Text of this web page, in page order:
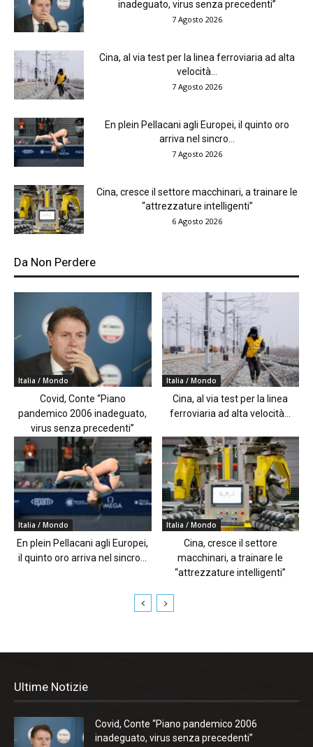
inadeguato, virus senza precedenti”
7 Agosto 2026
Cina, al via test per la linea ferroviaria ad alta
velocità...
7 Agosto 2026
En plein Pellacani agli Europei, il quinto oro
arriva nel sincro...
7 Agosto 2026
Cina, cresce il settore macchinari, a trainare le
“attrezzature intelligenti”
6 Agosto 2026
Da Non Perdere
Italia / Mondo
Covid, Conte “Piano
pandemico 2006 inadeguato,
virus senza precedenti”
Italia / Mondo
Cina, al via test per la linea
ferroviaria ad alta velocità...
Italia / Mondo
En plein Pellacani agli Europei,
il quinto oro arriva nel sincro...
Italia / Mondo
Cina, cresce il settore
macchinari, a trainare le
“attrezzature intelligenti”
Ultime Notizie
Covid, Conte “Piano pandemico 2006
inadeguato, virus senza precedenti”